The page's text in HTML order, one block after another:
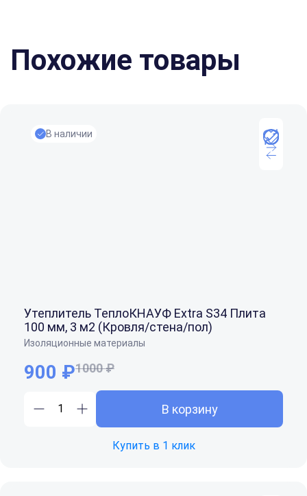
Похожие товары
В наличии
Утеплитель ТеплоКНАУФ Extra S34 Плита
100 мм, 3 м2 (Кровля/стена/пол)
Изоляционные материалы
900 ₽1000 ₽
В корзину
Купить в 1 клик